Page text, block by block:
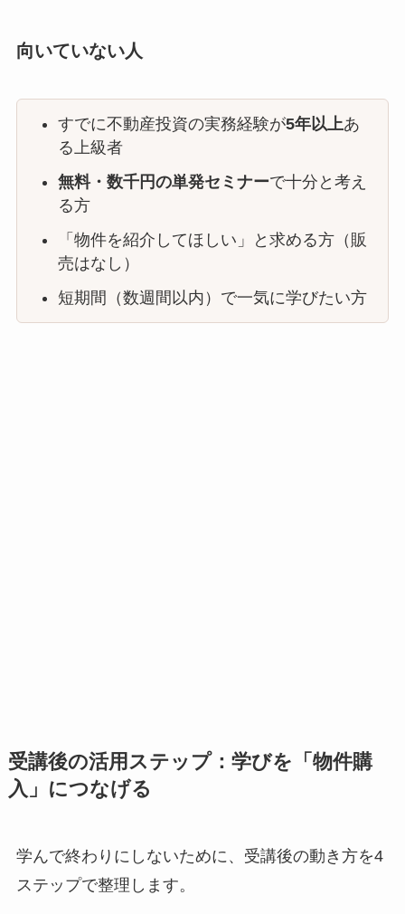
向いていない人
すでに不動産投資の実務経験が5年以上あ
る上級者
無料・数千円の単発セミナーで十分と考え
る方
「物件を紹介してほしい」と求める方（販
売はなし）
短期間（数週間以内）で一気に学びたい方
受講後の活用ステップ：学びを「物件購
入」につなげる
学んで終わりにしないために、受講後の動き方を4
ステップで整理します。